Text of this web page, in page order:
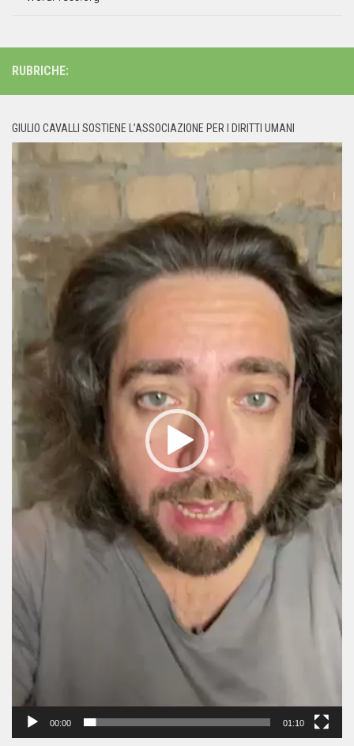
RUBRICHE:
GIULIO CAVALLI SOSTIENE L’ASSOCIAZIONE PER I DIRITTI UMANI
00:00 01:10